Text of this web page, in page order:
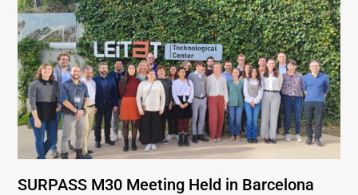
SURPASS M30 Meeting Held in Barcelona